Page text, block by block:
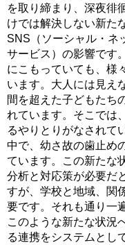
を取り締まり、深夜徘
けでは解決しない新た
SNS（ソーシャル・ネ
サービス）の影響です
にこもっていても、様
います。大人には見え
間を超えた子どもたち
れています。そこでは
るやりとりがなされて
中で、幼さ故の歯止め
ています。この新たな
分析と対応策が必要だ
すが、学校と地域、関
要です。それも通り一
このような新たな状況
る連携をシステムとし